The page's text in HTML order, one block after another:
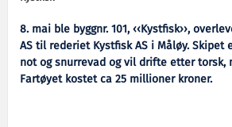
8. mai ble byggnr. 101, ‹‹Kystfisk››,
AS til rederiet Kystfisk AS i Måløy.
not og snurrevad og vil drifte etter torsk,
Fartøyet kostet ca 25 millioner kroner.